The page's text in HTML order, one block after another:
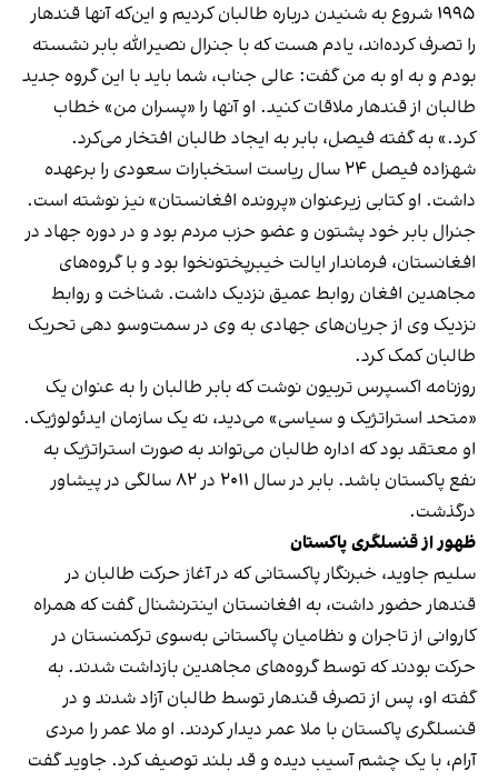
۱۹۹۵ شروع به شنیدن درباره طالبان کردیم و این‌که آنها قندهار
را تصرف کرده‌اند، یادم هست که با جنرال نصیرالله بابر نشسته
بودم و به او به من گفت: عالی جناب، شما باید با این گروه جدید
طالبان از قندهار ملاقات کنید. او آنها را «پسران من» خطاب
کرد.» به گفته فیصل، بابر به ایجاد طالبان افتخار می‌کرد.
شهزاده فیصل ۲۴ سال ریاست استخبارات سعودی را برعهده
داشت. او کتابی زیرعنوان «پرونده افغانستان» نیز نوشته است.
جنرال بابر خود پشتون و عضو حزب مردم بود و در دوره جهاد در
افغانستان، فرماندار ایالت خیبرپختونخوا بود و با گروه‌های
مجاهدین افغان روابط عمیق نزدیک داشت. شناخت و روابط
نزدیک وی از جریان‌های جهادی به وی در سمت‌وسو دهی تحریک
طالبان کمک کرد.
روزنامه اکسپرس تربیون نوشت که بابر طالبان را به عنوان یک
«متحد استراتژیک و سیاسی» می‌دید، نه یک سازمان ایدئولوژیک.
او معتقد بود که اداره طالبان می‌تواند به صورت استراتژیک به
نفع پاکستان باشد. بابر در سال ۲۰۱۱ در ۸۲ سالگی در پیشاور
درگذشت.
ظهور از قنسلگری پاکستان
سلیم جاوید، خبرنگار پاکستانی که در آغاز حرکت طالبان در
قندهار حضور داشت، به افغانستان اینترنشنال گفت که همراه
کاروانی از تاجران و نظامیان پاکستانی به‌سوی ترکمنستان در
حرکت بودند که توسط گروه‌های مجاهدین بازداشت شدند. به
گفته او، پس از تصرف قندهار توسط طالبان آزاد شدند و در
قنسلگری پاکستان با ملا عمر دیدار کردند. او ملا عمر را مردی
آرام، با یک چشم آسیب دیده و قد بلند توصیف کرد. جاوید گفت